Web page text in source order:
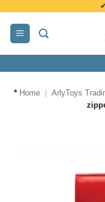
inhoud
* Home ArlyToys